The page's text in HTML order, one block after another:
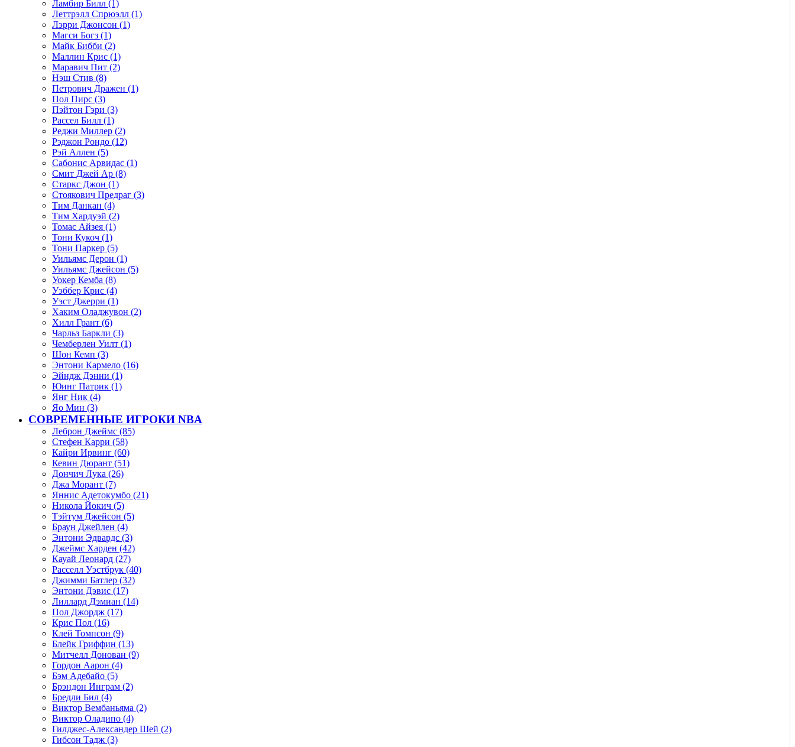
Ламбир Билл (1)
Леттрэлл Спрюэлл (1)
Лэрри Джонсон (1)
Магси Богз (1)
Майк Бибби (2)
Маллин Крис (1)
Маравич Пит (2)
Нэш Стив (8)
Петрович Дражен (1)
Пол Пирс (3)
Пэйтон Гэри (3)
Рассел Билл (1)
Реджи Миллер (2)
Рэджон Рондо (12)
Рэй Аллен (5)
Сабонис Арвидас (1)
Смит Джей Ар (8)
Старкс Джон (1)
Стоякович Предраг (3)
Тим Данкан (4)
Тим Хардуэй (2)
Томас Айзея (1)
Тони Кукоч (1)
Тони Паркер (5)
Уильямс Дерон (1)
Уильямс Джейсон (5)
Уокер Кемба (8)
Уэббер Крис (4)
Уэст Джерри (1)
Хаким Оладжувон (2)
Хилл Грант (6)
Чарльз Баркли (3)
Чемберлен Уилт (1)
Шон Кемп (3)
Энтони Кармело (16)
Эйндж Дэнни (1)
Юинг Патрик (1)
Янг Ник (4)
Яо Мин (3)
СОВРЕМЕННЫЕ ИГРОКИ NBA
Леброн Джеймс (85)
Стефен Карри (58)
Кайри Ирвинг (60)
Кевин Дюрант (51)
Дончич Лука (26)
Джа Морант (7)
Яннис Адетокумбо (21)
Никола Йокич (5)
Тэйтум Джейсон (5)
Браун Джейлен (4)
Энтони Эдвардс (3)
Джеймс Харден (42)
Кауай Леонард (27)
Расселл Уэстбрук (40)
Джимми Батлер (32)
Энтони Дэвис (17)
Лиллард Дэмиан (14)
Пол Джордж (17)
Крис Пол (16)
Клей Томпсон (9)
Блейк Гриффин (13)
Митчелл Донован (9)
Гордон Аарон (4)
Бэм Адебайо (5)
Брэндон Инграм (2)
Бредли Бил (4)
Виктор Вембаньяма (2)
Виктор Оладипо (4)
Гилджес-Александер Шей (2)
Гибсон Тадж (3)